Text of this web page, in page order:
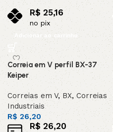
R$ 25,16
no pix
Adicionar ao carrinho
Correia em V perfil BX-37
Keiper
Correias em V,BX,Correias
Industriais
R$ 26,20
R$ 26,20